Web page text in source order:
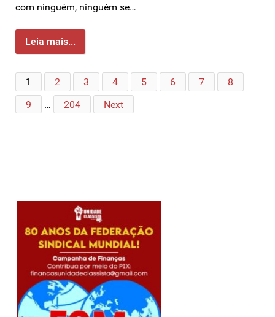
com ninguém, ninguém se…
Leia mais...
1 2 3 4 5 6 7
8
9
… 204 Next